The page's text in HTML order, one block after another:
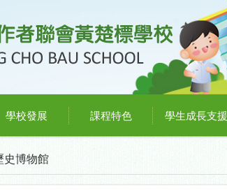
學校發展 課程特色 學生成長支援
史博物館